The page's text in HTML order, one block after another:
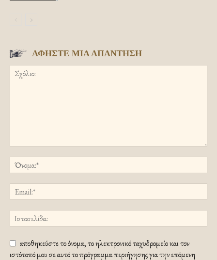
ΑΦΗΣΤΕ ΜΙΑ ΑΠΑΝΤΗΣΗ
αποθηκεύστε το όνομα, το ηλεκτρονικό ταχυδρομείο και τον
ιστότοπό μου σε αυτό το πρόγραμμα περιήγησης για την επόμενη